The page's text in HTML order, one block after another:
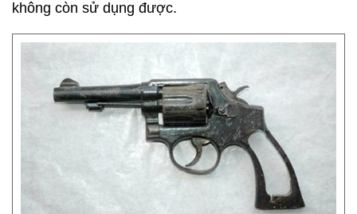
không còn sử dụng được.